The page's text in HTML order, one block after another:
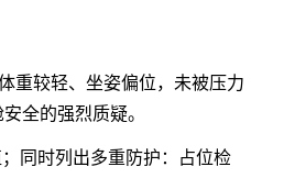
重较轻、坐姿偏位，未被压力
全的强烈质疑。
同时列出多重防护：占位检